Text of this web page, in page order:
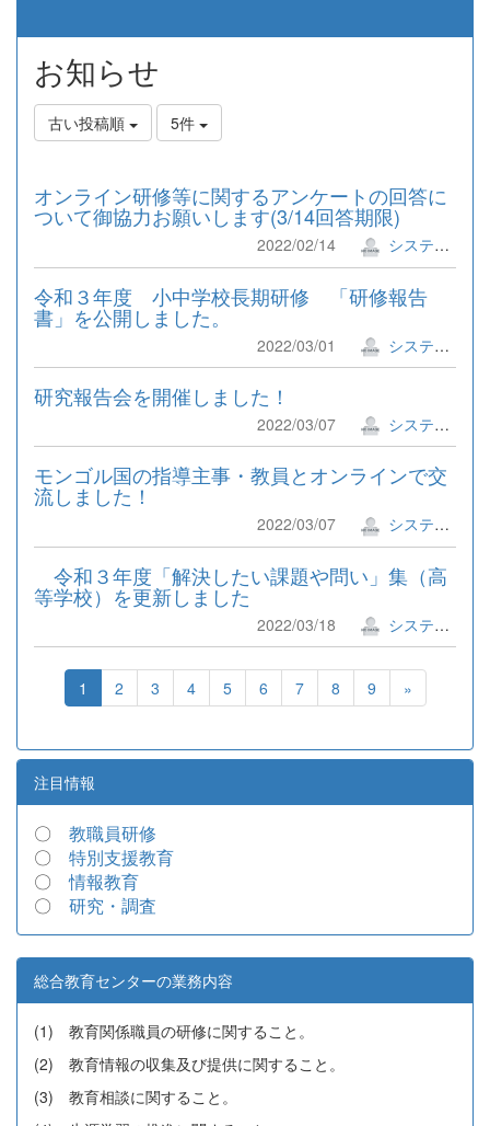
お知らせ
古い投稿順 5件
オンライン研修等に関するアンケートの回答に
ついて御協力お願いします(3/14回答期限)
2022/02/14 システム管理者
令和３年度 小中学校長期研修 「研修報告
書」を公開しました。
2022/03/01 システム管理者
研究報告会を開催しました！
2022/03/07 システム管理者
モンゴル国の指導主事・教員とオンラインで交
流しました！
2022/03/07 システム管理者
令和３年度「解決したい課題や問い」集（高
等学校）を更新しました
2022/03/18 システム管理者
1 2 3 4 5 6 7 8 9 »
注目情報
〇 教職員研修
〇 特別支援教育
〇情報教育
〇 研究・調査
総合教育センターの業務内容
(1) 教育関係職員の研修に関すること。
(2) 教育情報の収集及び提供に関すること。
(3) 教育相談に関すること。